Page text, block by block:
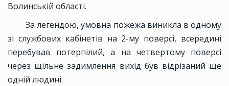
Волинській області.
За легендою, умовна пожежа виникла в одному
зі службових кабінетів на 2-му поверсі, всередині
перебував потерпілий, а на четвертому поверсі
через щільне задимлення вихід був відрізаний ще
одній людині.